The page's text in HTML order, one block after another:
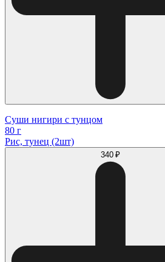
Суши нигири с тунцом
80 г
Рис, тунец (2шт)
340 ₽